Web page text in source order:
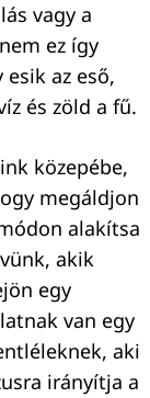
vagy a
ez így
az eső,
és zöld a fű.
közepébe,
megáldjon
alakítsa
akik
egy
van egy
aki
irányítja a